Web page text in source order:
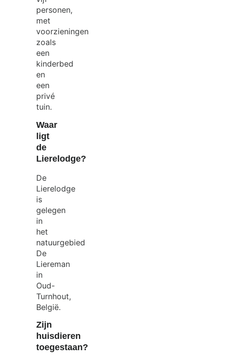
personen,
met
voorzieningen
zoals
een
kinderbed
en
een
privé
tuin.
Waar
ligt
de
Lierelodge?
De
Lierelodge
is
gelegen
in
het
natuurgebied
De
Liereman
in
Oud-
Turnhout,
België.
Zijn
huisdieren
toegestaan?